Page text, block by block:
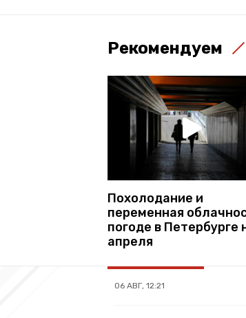
Рекомендуем
Похолодание и
переменная
погоде в Петербурге
апреля
06 АВГ, 12:21